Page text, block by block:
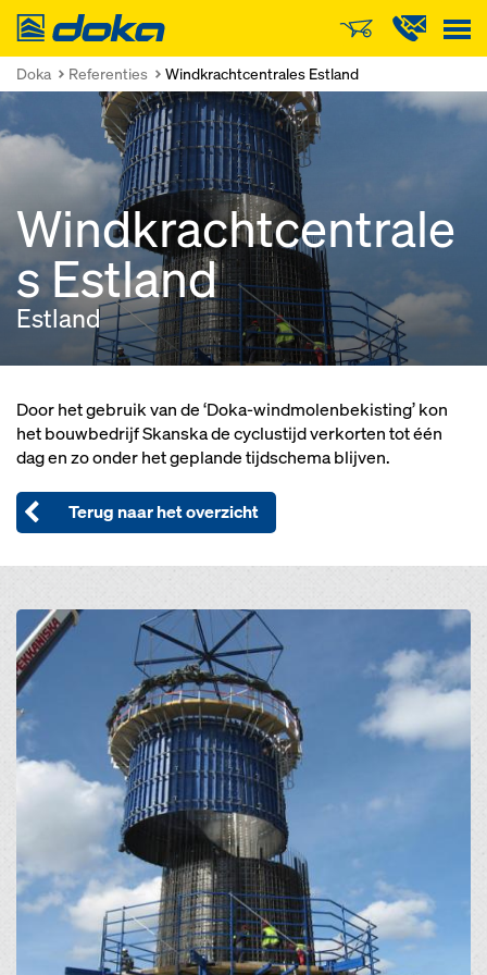
Doka
Doka Referenties Windkrachtcentrales Estland
Windkrachtcentrale
s Estland
Estland
Door het gebruik van de ‘Doka-windmolenbekisting’ kon
het bouwbedrijf Skanska de cyclustijd verkorten tot één
dag en zo onder het geplande tijdschema blijven.
Terug naar het overzicht
Open